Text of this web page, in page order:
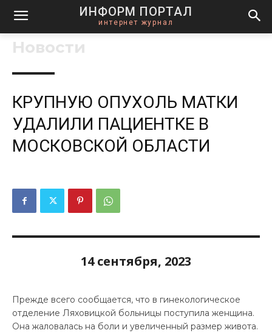
ИНФОРМ ПОРТАЛ
интернет журнал
Новости
КРУПНУЮ ОПУХОЛЬ МАТКИ
УДАЛИЛИ ПАЦИЕНТКЕ В
МОСКОВСКОЙ ОБЛАСТИ
14 сентября, 2023
Прежде всего сообщается, что в гинекологическое
отделение Ляховицкой больницы поступила женщина.
Она жаловалась на боли и увеличенный размер живота.